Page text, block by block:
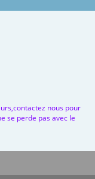
nous pour
se perde pas avec le